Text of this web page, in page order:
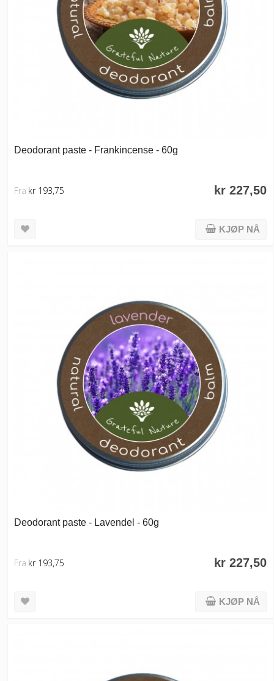
Deodorant paste - Frankincense - 60g
kr 227,50
Fra kr 193,75
KJØP NÅ
Deodorant paste - Lavendel - 60g
kr 227,50
Fra kr 193,75
KJØP NÅ